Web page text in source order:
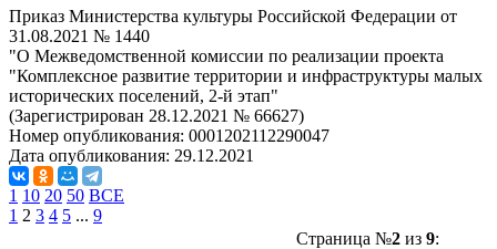
Приказ Министерства культуры Российской Федерации от
31.08.2021 № 1440
"О Межведомственной комиссии по реализации проекта
"Комплексное развитие территории и инфраструктуры малых
исторических поселений, 2-й этап"
(Зарегистрирован 28.12.2021 № 66627)
Номер опубликования: 0001202112290047
Дата опубликования: 29.12.2021
1 10 20 50 ВСЕ
1 2 3 4 5 ... 9
Страница №2из 9: